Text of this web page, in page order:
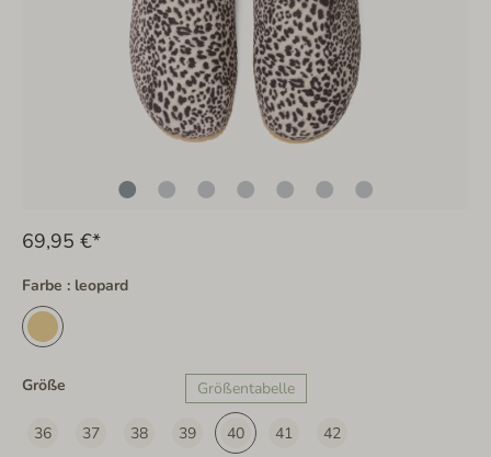
69,95 €*
Farbe : leopard
Größe Größentabelle
36 37 38 39 40 41 42